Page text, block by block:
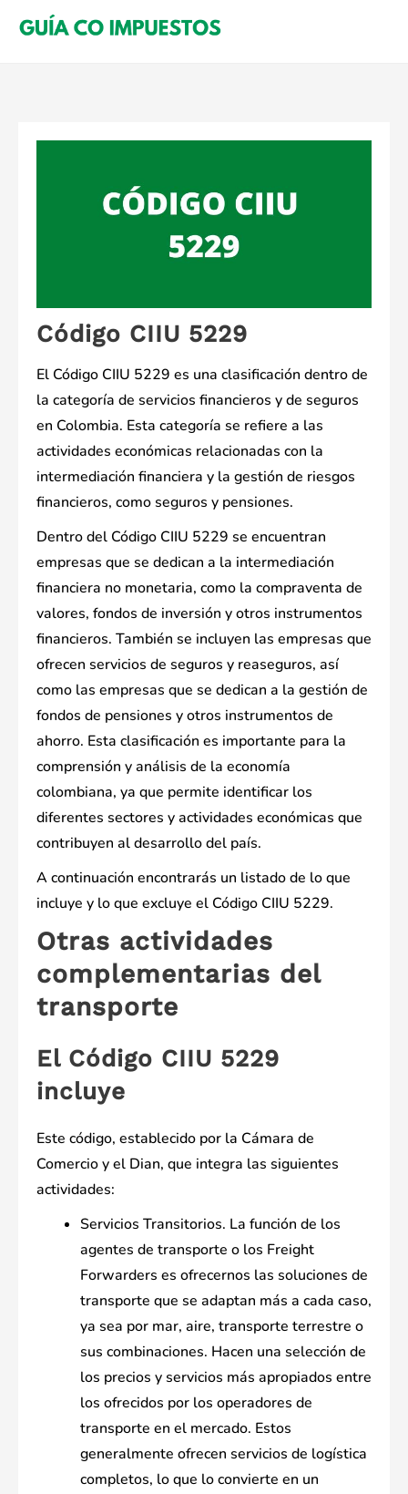
Código CIIU 5229
El Código CIIU 5229 es una clasificación dentro de
la categoría de servicios financieros y de seguros
en Colombia. Esta categoría se refiere a las
actividades económicas relacionadas con la
intermediación financiera y la gestión de riesgos
financieros, como seguros y pensiones.
Dentro del Código CIIU 5229 se encuentran
empresas que se dedican a la intermediación
financiera no monetaria, como la compraventa de
valores, fondos de inversión y otros instrumentos
financieros. También se incluyen las empresas que
ofrecen servicios de seguros y reaseguros, así
como las empresas que se dedican a la gestión de
fondos de pensiones y otros instrumentos de
ahorro. Esta clasificación es importante para la
comprensión y análisis de la economía
colombiana, ya que permite identificar los
diferentes sectores y actividades económicas que
contribuyen al desarrollo del país.
A continuación encontrarás un listado de lo que
incluye y lo que excluye el Código CIIU 5229.
Otras actividades
complementarias del
transporte
El Código CIIU 5229
incluye
Este código, establecido por la Cámara de
Comercio y el Dian, que integra las siguientes
actividades:
Servicios Transitorios. La función de los
agentes de transporte o los Freight
Forwarders es ofrecernos las soluciones de
transporte que se adaptan más a cada caso,
ya sea por mar, aire, transporte terrestre o
sus combinaciones. Hacen una selección de
los precios y servicios más apropiados entre
los ofrecidos por los operadores de
transporte en el mercado. Estos
generalmente ofrecen servicios de logística
completos, lo que lo convierte en un